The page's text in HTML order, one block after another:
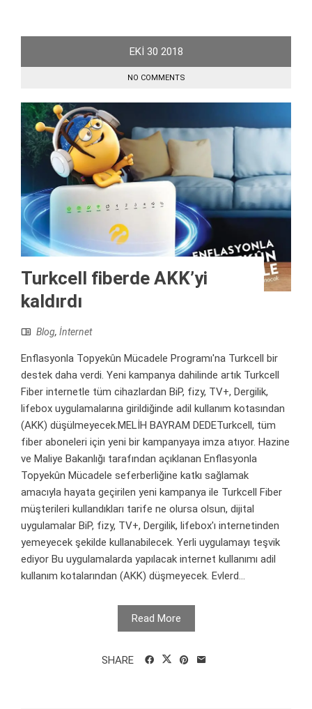
EKI 30 2018
NO COMMENTS
Turkcell fiberde AKK’yi
kaldırdı
Blog, İnternet
Enflasyonla Topyekûn Mücadele Programı'na Turkcell bir
destek daha verdi. Yeni kampanya dahilinde artık Turkcell
Fiber internetle tüm cihazlardan BiP, fizy, TV+, Dergilik,
lifebox uygulamalarına girildiğinde adil kullanım kotasından
(AKK) düşülmeyecek.MELİH BAYRAM DEDETurkcell, tüm
fiber aboneleri için yeni bir kampanyaya imza atıyor. Hazine
ve Maliye Bakanlığı tarafından açıklanan Enflasyonla
Topyekûn Mücadele seferberliğine katkı sağlamak
amacıyla hayata geçirilen yeni kampanya ile Turkcell Fiber
müşterileri kullandıkları tarife ne olursa olsun, dijital
uygulamalar BiP, fizy, TV+, Dergilik, lifebox'ı internetinden
yemeyecek şekilde kullanabilecek. Yerli uygulamayı teşvik
ediyor Bu uygulamalarda yapılacak internet kullanımı adil
kullanım kotalarından (AKK) düşmeyecek. Evlerd...
Read More
SHARE